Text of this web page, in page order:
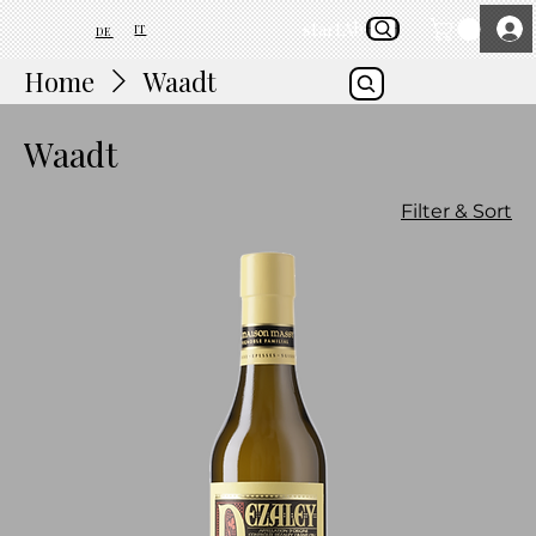
DE IT startAbout Us
Home Waadt
Waadt
Filter & Sort